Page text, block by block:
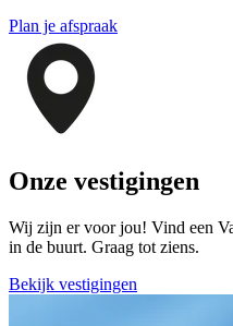
Plan je afspraak
Onze vestigingen
Wij zijn er voor jou! Vind een
in de buurt. Graag tot ziens.
Bekijk vestigingen